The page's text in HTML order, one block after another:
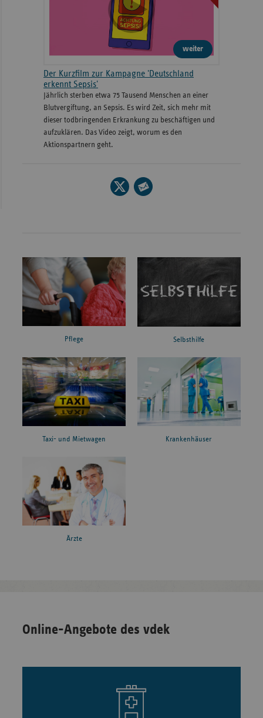
weiter
Der Kurzfilm zur Kampagne 'Deutschland
erkennt Sepsis'
Jährlich sterben etwa 75 Tausend Menschen an einer
Blutvergiftung, an Sepsis. Es wird Zeit, sich mehr mit
dieser todbringenden Erkrankung zu beschäftigen und
aufzuklären. Das Video zeigt, worum es den
Aktionspartnern geht.
Seite
auf
teilen
Pflege Selbsthilfe
Taxi- und Mietwagen Krankenhäuser
Ärzte
Online-Angebote des vdek